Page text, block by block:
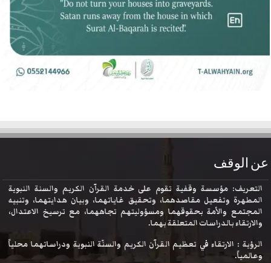
عن الوقف
التعريف: مؤسسة وقفية تقوم على خدمة القرآن الكريم والسنة النبوية
المطهرة وتفعيل مقاصدهما، وتحقيق غاياتهما، وبيان هدايتهما، وتنبيه
المجتمع والأمة بحقوقهما ومسؤوليتهم تجاههما، مع ترسيخ الاعتدال،
والارتقاء بالدراسات المتعلقة بهما.
الرؤية : الارتقاء في تعظيم القرآن الكريم والسنّة النبوية ودراساتهما محلياً
وعالمياً.